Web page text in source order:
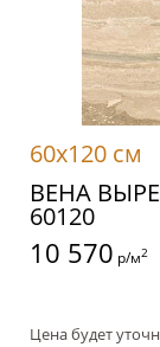
60x120 см
ВЕНА
60120
10 570 р/м2
Цена будет